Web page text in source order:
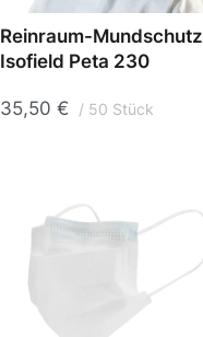
Reinraum-Mundschutz
Isofield Peta 230
35,50 € 50 Stück